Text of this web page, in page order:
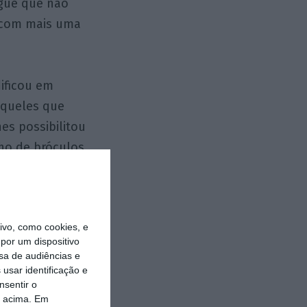
como cookies, e
um dispositivo
de audiências e
identificação e
o
Em
que não
mais uma
em
que
possibilitou
de bróculos,
ridículo no
este
como
é esdrúxulo.
num
sem
passará de